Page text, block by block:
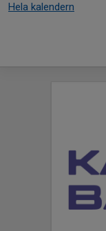
Hela kalendern